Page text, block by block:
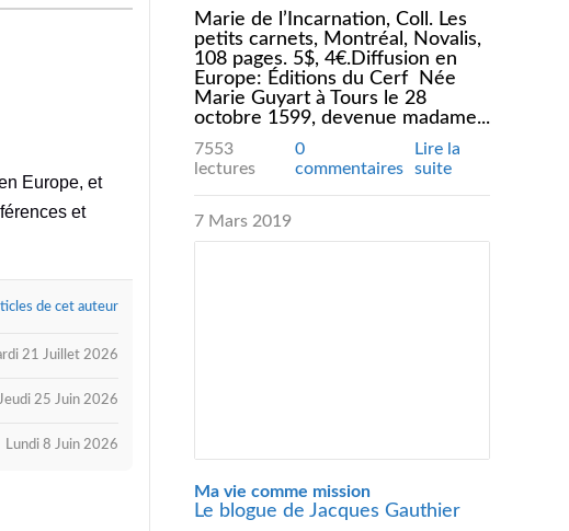
Europe, et
et
de cet auteur
21 Juillet 2026
25 Juin 2026
Lundi 8 Juin 2026
Marie de l’Incarnation, Coll. Les
petits carnets, Montréal, Novalis,
108 pages. 5$, 4€.Diffusion en
Europe: Éditions du Cerf Née
Marie Guyart à Tours le 28
octobre 1599, devenue madame...
7553
lectures
0
commentaires
Lire la
suite
7 Mars 2019
Ma vie comme mission
Le blogue de Jacques Gauthier